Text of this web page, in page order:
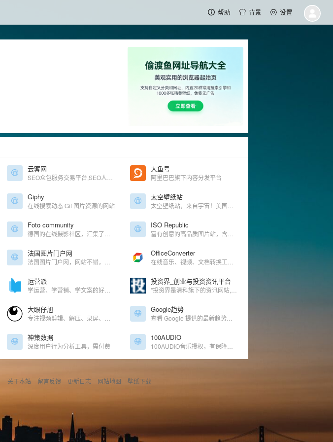
帮助 背景 设置
云客网 大鱼号
阿里巴巴旗下内容分发平台
Giphy
在线搜索动态 Gif 图片资源的网站
太空壁纸站
Foto community ISO Republic
法国图片门户网 OfficeConverter
运营派 投资界_创业与投资资讯平台
大眼仔旭 Google趋势
神策数据
深度用户行为分析工具，需付费
100AUDIO
关于本站 留言反馈 更新日志 网站地图 壁纸下载